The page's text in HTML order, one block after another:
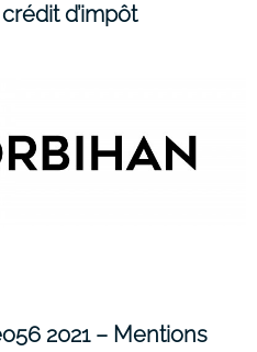
d’impôt
2021 – Mentions